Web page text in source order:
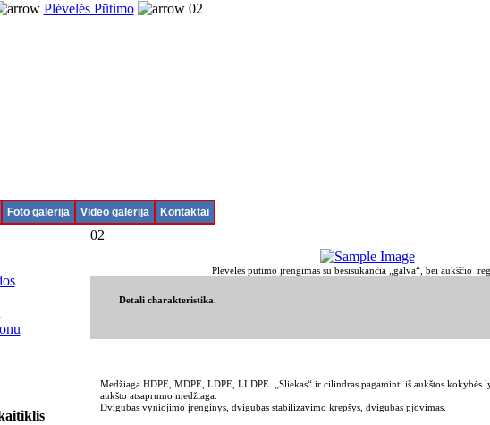
Plėvelės Pūtimo 02
Foto galerija Video galerija Kontaktai
02
Plėvelės pūtimo įrengimas su besisukančia „galva“, bei aukščio
Detali charakteristika.
Medžiaga HDPE, MDPE, LDPE, LLDPE. „Sliekas“ ir cilindras pagaminti iš aukštos
aukšto atsaprumo medžiaga.
Dvigubas vyniojimo įrenginys, dvigubas stabilizavimo krepšys, dvigubas pjovimas.